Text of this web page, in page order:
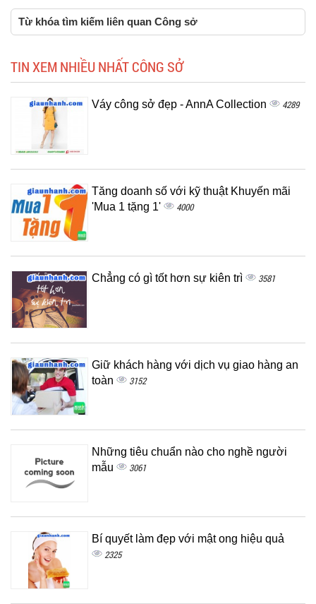
Từ khóa tìm kiếm liên quan Công sở
TIN XEM NHIỀU NHẤT CÔNG SỞ
Váy công sở đẹp - AnnA Collection 4289
Tăng doanh số với kỹ thuật Khuyến mãi
'Mua 1 tặng 1'
4000
Chẳng có gì tốt hơn sự kiên trì 3581
Giữ khách hàng với dịch vụ giao hàng an
toàn
3152
Những tiêu chuẩn nào cho nghề người
mẫu
3061
Bí quyết làm đẹp với mật ong hiệu quả
2325